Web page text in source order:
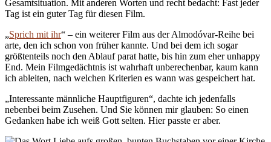
Gesamtsituation. Mit anderen Worten und recht bedacht: Fast jeder
Tag ist ein guter Tag für diesen Film.
„Sprich mit ihr“ – ein weiterer Film aus der Almodóvar-Reihe bei
arte, den ich schon von früher kannte. Und bei dem ich sogar
größtenteils noch den Ablauf parat hatte, bis hin zum eher unhappy
End. Mein Filmgedächtnis ist wahrhaft unberechenbar, kaum kann
ich ableiten, nach welchen Kriterien es wann was gespeichert hat.
„Interessante männliche Hauptfiguren“, dachte ich jedenfalls
nebenbei beim Zusehen. Und Sie können mir glauben: So einen
Gedanken habe ich weiß Gott selten. Hier passte er aber.